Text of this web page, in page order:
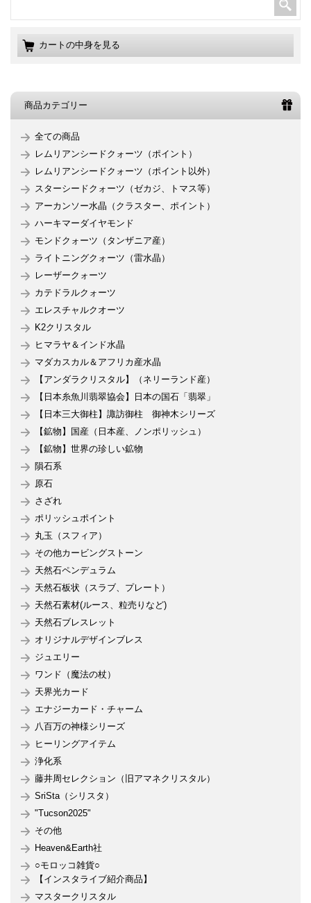
カートの中身を見る
商品カテゴリー
全ての商品
レムリアンシードクォーツ（ポイント）
レムリアンシードクォーツ（ポイント以外）
スターシードクォーツ（ゼカジ、トマス等）
アーカンソー水晶（クラスター、ポイント）
ハーキマーダイヤモンド
モンドクォーツ（タンザニア産）
ライトニングクォーツ（雷水晶）
レーザークォーツ
カテドラルクォーツ
エレスチャルクオーツ
K2クリスタル
ヒマラヤ＆インド水晶
マダカスカル＆アフリカ産水晶
【アンダラクリスタル】（ネリーランド産）
【日本糸魚川翡翠協会】日本の国石「翡翠」
【日本三大御柱】諏訪御柱 御神木シリーズ
【鉱物】国産（日本産、ノンポリッシュ）
【鉱物】世界の珍しい鉱物
隕石系
原石
さざれ
ポリッシュポイント
丸玉（スフィア）
その他カービングストーン
天然石ペンデュラム
天然石板状（スラブ、プレート）
天然石素材(ルース、粒売りなど)
天然石ブレスレット
オリジナルデザインブレス
ジュエリー
ワンド（魔法の杖）
天界光カード
エナジーカード・チャーム
八百万の神様シリーズ
ヒーリングアイテム
浄化系
藤井周セレクション（旧アマネクリスタル）
SriSta（シリスタ）
"Tucson2025"
その他
Heaven&Earth社
○モロッコ雑貨○
【インスタライブ紹介商品】
マスタークリスタル